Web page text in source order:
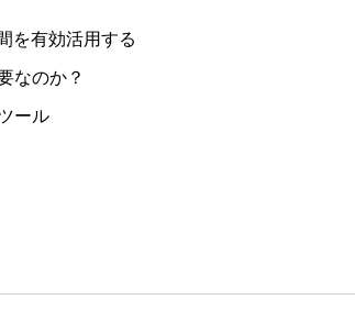
を有効活用する
なのか？
ール